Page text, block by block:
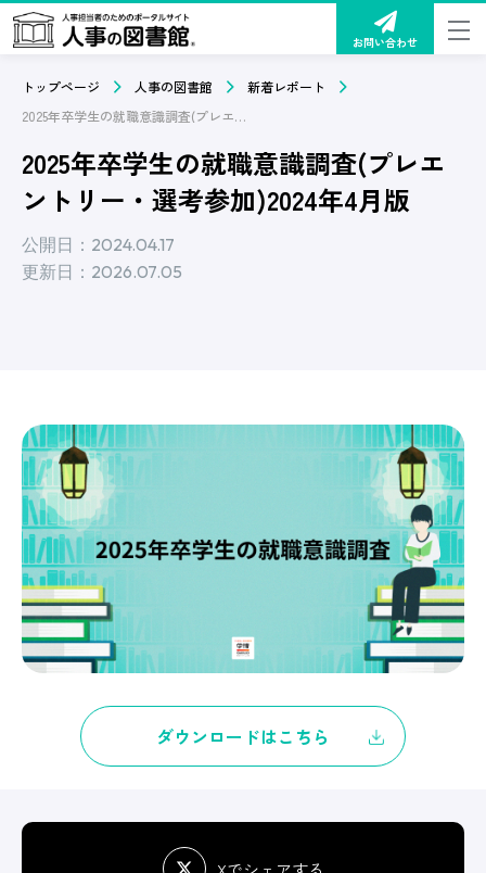
お問い合わせ
トップページ 人事の図書館
新着レポート
2025年卒学生の就職意識調査(プレエントリー・選考参加)2024年4月版
2025年卒学生の就職意識調査(プレエ
ントリー・選考参加)2024年4月版
公開日：2024.04.17
更新日：2026.07.05
ダウンロードはこちら